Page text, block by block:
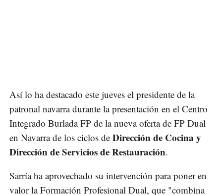
Así lo ha destacado este jueves el presidente de la
patronal navarra durante la presentación en el Centro
Integrado Burlada FP de la nueva oferta de FP Dual
en Navarra de los ciclos de Dirección de Cocina y
Dirección de Servicios de Restauración.
Sarría ha aprovechado su intervención para poner en
valor la Formación Profesional Dual, que "combina